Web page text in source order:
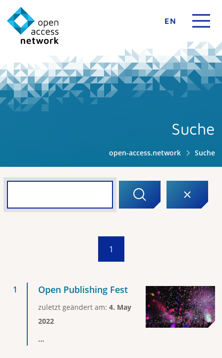
EN
Suche
open-access.network Suche
1
Open Publishing Fest
zuletzt geändert am: 4. May
2022
...